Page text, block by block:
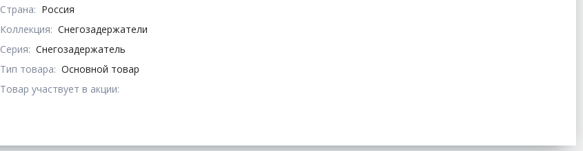
Страна: Россия
Коллекция: Снегозадержатели
Серия: Снегозадержатель
Тип товара: Основной товар
Товар участвует в акции: